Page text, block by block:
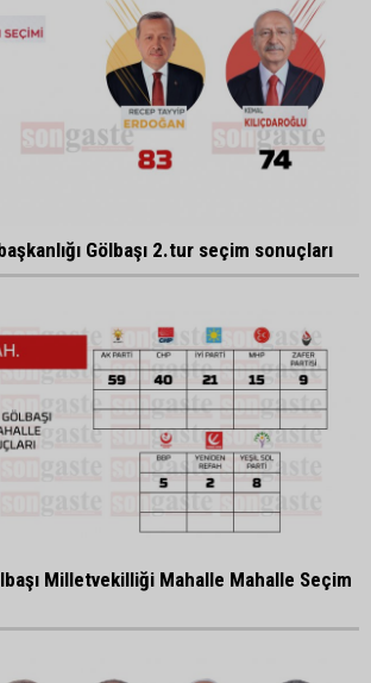
Gölbaşı 2.tur seçim sonuçları
Milletvekilliği Mahalle Mahalle Seçim